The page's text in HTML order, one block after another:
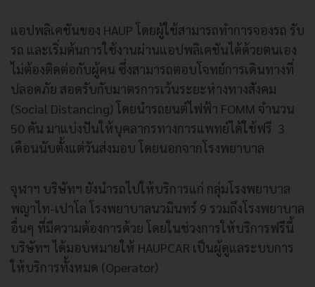
แอปพลิเคชันของ HAUP โดยผู้ใช้สามารถทำการจองรถ รับ
รถ และเริ่มต้นการใช้งานผ่านแอปพลิเคชันได้ด้วยตนเอง
ไม่ต้องติดต่อกับผู้คน ซึ่งสามารถตอบโจทย์การเดินทางที่
ปลอดภัย สอดรับกับมาตรการเว้นระยะห่างทางสังคม
(Social Distancing) โดยนำรถยนต์ไฟฟ้า FOMM จำนวน
50 คัน มาแบ่งปันให้บุคลากรทางการแพทย์ได้ใช้ฟรี 3
เดือนนับตั้งแต่วันส่งมอบ โดยนอกจากโรงพยาบาล
จุฬาฯ บริษัทฯ ยังนำรถไปให้บริการแก่ กลุ่มโรงพยาบาล
พญาไท-เปาโล โรงพยาบาลนวมินทร์ 9 รวมถึงโรงพยาบาล
อื่นๆ ที่มีความต้องการด้วย โดยในช่วงการให้บริการฟรีนี้
บริษัทฯ ได้มอบหมายให้ HAUPCAR เป็นผู้ดูแลระบบการ
ให้บริการทั้งหมด (Operator)